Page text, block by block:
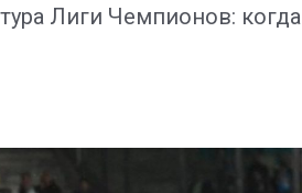
Лиги Чемпионов: когда